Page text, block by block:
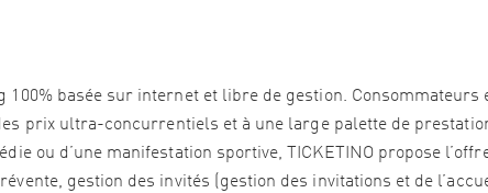
100% basée sur internet et libre de gestion.
prix ultra-concurrentiels et à une large palette de
ou d’une manifestation sportive, TICKETINO propose
gestion des invités (gestion des invitations et de